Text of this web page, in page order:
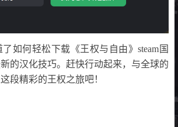
如何轻松下载《王权与自由》steam国
的汉化技巧。赶快行动起来，与全球的
段精彩的王权之旅吧！